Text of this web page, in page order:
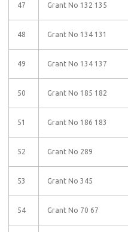
47 Grant No 132 135
48 Grant No 134 131
49 Grant No 134 137
50 Grant No 185 182
51 Grant No 186 183
52 Grant No 289
53 Grant No 345
54 Grant No 70 67